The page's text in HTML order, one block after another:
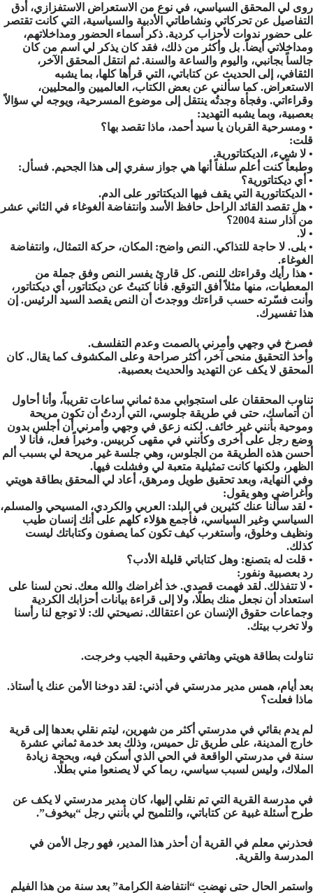
روى لي المحقق السياسي، في نوع من الاستعراض الاستفزازي، أدق
التفاصيل عن تحركاتي ونشاطاتي الأدبية والسياسية، التي كانت تقتصر
على حضور ندوات لأحزاب كردية. ذكر أسماء الحضور ومداخلاتهم،
ومداخلاتي أيضاً. بل وأكثر من ذلك، فقد كان يذكر لي اسم من كان
جالساً بجانبي، واليوم والساعة والسنة. ثم انتقل المحقق الآخر،
الثقافي، إلى الحديث عن كتاباتي، التي قرأها كلها، بما يشبه
الاستعراض. كما سألني عن بعض الكتاب، العالميين والمحليين،
وقراءاتي. وفجأة وجدتُه ينتقل إلى موضوع المسرحية، ويوجه لي سؤالاً
بعصبية، وبما يشبه التهديد:
• ومسرحية القربان يا سيد أحمد، ماذا تقصد بها؟
قلت:
• لا شيء، الديكتاتورية.
وطبعاً كنت أعلم سلفاً أنها هي جواز سفري إلى هذا الجحيم. فسأل:
• أي ديكتاتورية؟
• الديكتاتورية التي يقف فيها الديكتاتور على الدم.
• هل تقصد القائد الراحل حافظ الأسد وانتفاضة الغوغاء في الثاني عشر
من آذار سنة 2004؟
• لا.
• بلى. لا حاجة للتذاكي. النص واضح: المكان، حركة التمثال، وانتفاضة
الغوغاء.
• هذا رأيك وقراءتك للنص. كل قارئ يفسر النص وفق جملة من
المعطيات، منها مثلاً أفق التوقع. فأنا كتبتُ عن ديكتاتور، أي ديكتاتور،
وأنت فسّرته حسب قراءتك ووجدتَ أن النص يقصد السيد الرئيس. إن
هذا تفسيرك.
فصرخ في وجهي وأمرني بالصمت وعدم التفلسف.
وأخذ التحقيق منحى آخر، أكثر صراحة وعلى المكشوف كما يقال. كان
المحقق لا يكف عن التهديد والحديث بعصبية.
تناوب المحققان على استجوابي مدة ثماني ساعات تقريباً، وأنا أحاول
أن أتماسك، حتى في طريقة جلوسي، التي أردتُ أن تكون مريحة
وموحية بأنني غير خائف. لكنه زعق في وجهي وأمرني أن أجلس بدون
وضع رجل على أخرى وكأنني في مقهى كربيس. وخيراً فعل، فأنا لا
أحسن هذه الطريقة من الجلوس، وهي جلسة غير مريحة لي بسبب ألم
الظهر، ولكنها كانت تمثيلية متعبة لي وفشلت فيها.
وفي النهاية، وبعد تحقيق طويل ومرهق، أعاد لي المحقق بطاقة هويتي
وأغراضي وهو يقول:
• لقد سألنا عنك كثيرين في البلد: العربي والكردي، المسيحي والمسلم،
السياسي وغير السياسي، فأجمع هؤلاء كلهم على أنك إنسان طيب
ونظيف وخلوق، وأستغرب كيف تكون كما يصفون وكتاباتك ليست
كذلك.
• قلت له بتصنع: وهل كتاباتي قليلة الأدب؟
رد بعصبية ونفور:
• لا تتفذلك. لقد فهمت قصدي. خذ أغراضك والله معك. نحن لسنا على
استعداد أن نجعل منك بطلًا، ولا إلى قراءة بيانات أحزابك الكردية
وجماعات حقوق الإنسان عن اعتقالك. نصيحتي لك: لا توجع لنا رأسنا
ولا تخرب بيتك.
تناولت بطاقة هويتي وهاتفي وحقيبة الجيب وخرجت.
بعد أيام، همس مدير مدرستي في أذني: لقد دوخنا الأمن عنك يا أستاذ.
ماذا فعلت؟
لم يدم بقائي في مدرستي أكثر من شهرين، ليتم نقلي بعدها إلى قرية
خارج المدينة، على طريق تل حميس، وذلك بعد خدمة ثماني عشرة
سنة في مدرستي الواقعة في الحي الذي أسكن فيه، وبحجة زيادة
الملاك، وليس لسبب سياسي، ربما كي لا يصنعوا مني بطلًا.
في مدرسة القرية التي تم نقلي إليها، كان مدير مدرستي لا يكف عن
طرح أسئلة غبية عن كتاباتي، والتلميح لي بأنني رجل “بيخوف”.
فحذرني معلم في القرية أن أحذر هذا المدير، فهو رجل الأمن في
المدرسة والقرية.
واستمر الحال حتى نهضت “انتفاضة الكرامة” بعد سنة من هذا الفيلم